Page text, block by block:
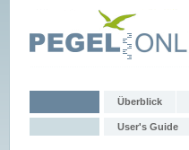
Überblick
User's Guide